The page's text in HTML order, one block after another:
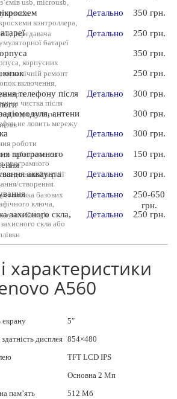
usb, microusb,
контроллера,
передавача
батареї
корпусних
механічній ремонт
включення,
телефону після
чистка після
води, вологи,антени
не ловить мережу
роботи
забезпечення
програмного
програмного
до нової версії
аккаунта
створення
базових
ключа,
Google
захисного скла,
скла або
Детально
Детально
Детально
Детально
Детально
Детально
Детально
Детально
350 грн.
250 грн.
350 грн.
250 грн.
300 грн.
300 грн.
300 грн.
150 грн.
300 грн.
250-650
грн.
250 грн.
характеристики
A560
екрану
дисплея
пам’ять
5″
854×480
TFT LCD IPS
Основна 2 Мп
512 Мб